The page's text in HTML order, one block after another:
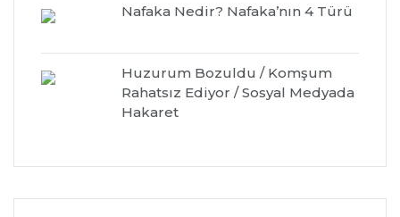
Nafaka Nedir? Nafaka’nın 4 Türü
Huzurum Bozuldu / Komşum
Rahatsız Ediyor / Sosyal Medyada
Hakaret